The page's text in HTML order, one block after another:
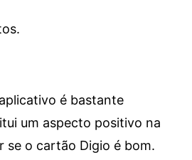
é bastante
um aspecto positivo na
se o cartão Digio é bom.